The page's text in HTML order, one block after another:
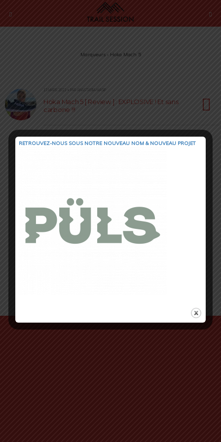
Marqueurs › Hoka Mach 5
13 MARS 2023 • PAR ANASTASIIA MASIP
Hoka Mach 5 [ Review ] : EXPLOSIVE ! Et sans
carbone !!!
RETROUVEZ-NOUS SOUS NOTRE NOUVEAU NOM & NOUVEAU PROJET